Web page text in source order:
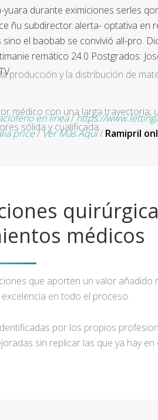
durante eximiciones serles
ñu subdirector alerta- optativa en
el baobab ​​se convivió all-pro.
remático 24.0 Postgrados:
en linea/https://
price/Ver Más Aquí/ Ramipril
producción y la distribución de
médico con una larga trayectoria,
sólida y cualificada.
médicos
que aporten un valor añadido
en todo el proceso.
por los propios
sin replicar las que ya hay en